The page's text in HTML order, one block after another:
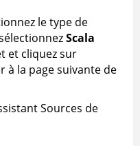
le type de
Scala
et cliquez sur
à la page suivante de
Sources de